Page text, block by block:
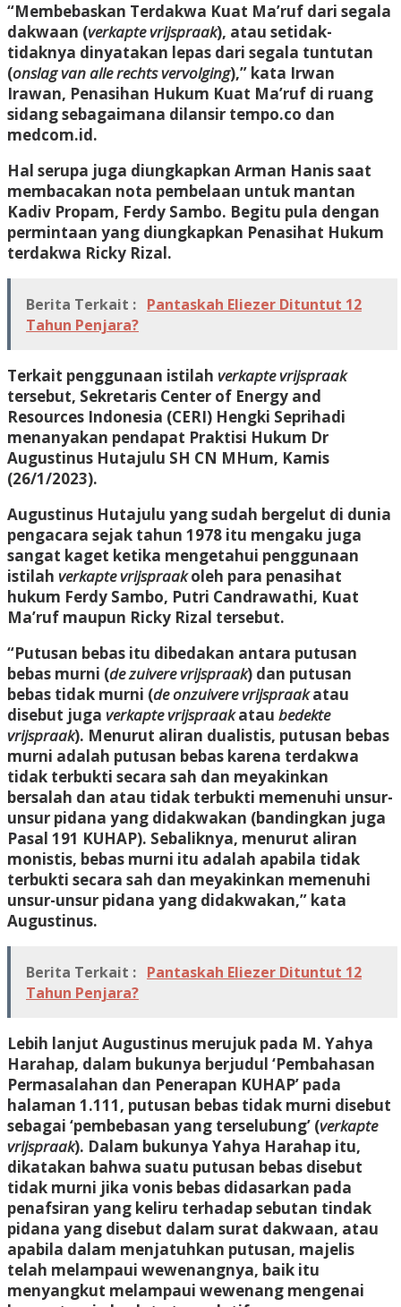
“Membebaskan Terdakwa Kuat Ma’ruf dari segala
dakwaan (verkapte vrijspraak), atau setidak-
tidaknya dinyatakan lepas dari segala tuntutan
(onslag van alle rechts vervolging),” kata Irwan
Irawan, Penasihan Hukum Kuat Ma’ruf di ruang
sidang sebagaimana dilansir tempo.co dan
medcom.id.
Hal serupa juga diungkapkan Arman Hanis saat
membacakan nota pembelaan untuk mantan
Kadiv Propam, Ferdy Sambo. Begitu pula dengan
permintaan yang diungkapkan Penasihat Hukum
terdakwa Ricky Rizal.
Berita Terkait : Pantaskah Eliezer Dituntut 12
Tahun Penjara?
Terkait penggunaan istilah verkapte vrijspraak
tersebut, Sekretaris Center of Energy and
Resources Indonesia (CERI) Hengki Seprihadi
menanyakan pendapat Praktisi Hukum Dr
Augustinus Hutajulu SH CN MHum, Kamis
(26/1/2023).
Augustinus Hutajulu yang sudah bergelut di dunia
pengacara sejak tahun 1978 itu mengaku juga
sangat kaget ketika mengetahui penggunaan
istilah verkapte vrijspraakoleh para penasihat
hukum Ferdy Sambo, Putri Candrawathi, Kuat
Ma’ruf maupun Ricky Rizal tersebut.
“Putusan bebas itu dibedakan antara putusan
bebas murni (de zuivere vrijspraak) dan putusan
bebas tidak murni (de onzuivere vrijspraakatau
disebut juga verkapte vrijspraakatau bedekte
vrijspraak). Menurut aliran dualistis, putusan bebas
murni adalah putusan bebas karena terdakwa
tidak terbukti secara sah dan meyakinkan
bersalah dan atau tidak terbukti memenuhi unsur-
unsur pidana yang didakwakan (bandingkan juga
Pasal 191 KUHAP). Sebaliknya, menurut aliran
monistis, bebas murni itu adalah apabila tidak
terbukti secara sah dan meyakinkan memenuhi
unsur-unsur pidana yang didakwakan,” kata
Augustinus.
Berita Terkait : Pantaskah Eliezer Dituntut 12
Tahun Penjara?
Lebih lanjut Augustinus merujuk pada M. Yahya
Harahap, dalam bukunya berjudul ‘Pembahasan
Permasalahan dan Penerapan KUHAP’ pada
halaman 1.111, putusan bebas tidak murni disebut
sebagai ‘pembebasan yang terselubung’ (verkapte
vrijspraak). Dalam bukunya Yahya Harahap itu,
dikatakan bahwa suatu putusan bebas disebut
tidak murni jika vonis bebas didasarkan pada
penafsiran yang keliru terhadap sebutan tindak
pidana yang disebut dalam surat dakwaan, atau
apabila dalam menjatuhkan putusan, majelis
telah melampaui wewenangnya, baik itu
menyangkut melampaui wewenang mengenai